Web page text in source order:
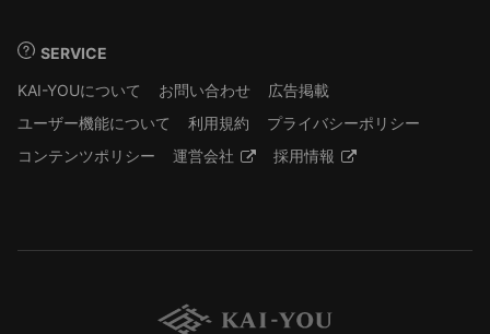
SERVICE
KAI-YOUについて
お問い合わせ
広告掲載
ユーザー機能について
利用規約
プライバシーポリシー
コンテンツポリシー
運営会社 採用情報